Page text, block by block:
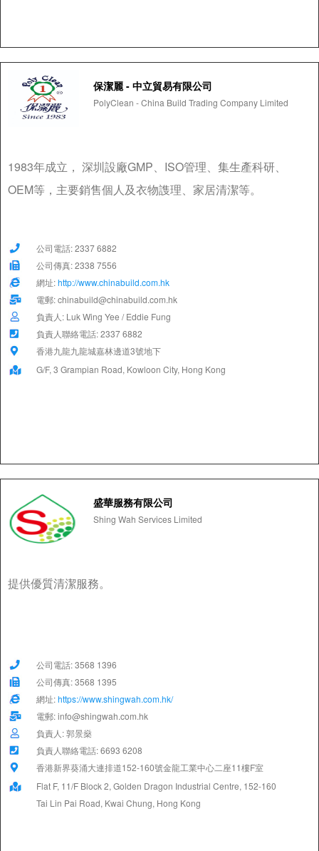
保潔麗 - 中立貿易有限公司
PolyClean - China Build Trading Company Limited
1983年成立， 深圳設廠GMP、ISO管理、集生產科研、
OEM等，主要銷售個人及衣物謢理、家居清潔等。
公司電話: 2337 6882
公司傳真: 2338 7556
網址:http://www.chinabuild.com.hk
電郵: chinabuild@chinabuild.com.hk
負責人: Luk Wing Yee / Eddie Fung
負責人聯絡電話: 2337 6882
香港九龍九龍城嘉林邊道3號地下
G/F, 3 Grampian Road, Kowloon City, Hong Kong
盛華服務有限公司
Shing Wah Services Limited
提供優質清潔服務。
公司電話: 3568 1396
公司傳真: 3568 1395
網址:https://www.shingwah.com.hk/
電郵: info@shingwah.com.hk
負責人: 郭景燊
負責人聯絡電話: 6693 6208
香港新界葵涌大連排道152-160號金龍工業中心二座11樓F室
Flat F, 11/F Block 2, Golden Dragon Industrial Centre, 152-160
Tai Lin Pai Road, Kwai Chung, Hong Kong